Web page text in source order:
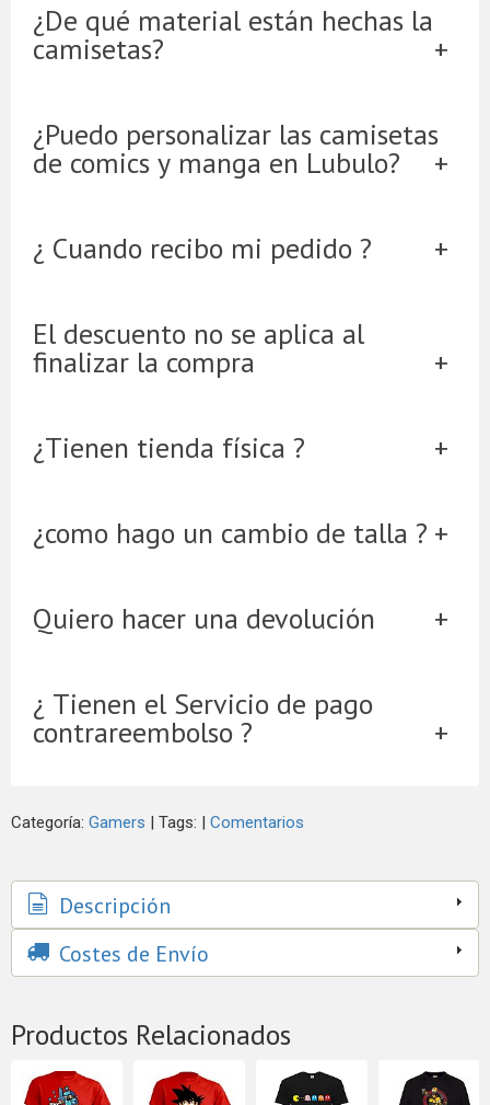
¿De qué material están hechas la
camisetas?
¿Puedo personalizar las camisetas
de comics y manga en Lubulo?
¿ Cuando recibo mi pedido ?
El descuento no se aplica al
finalizar la compra
¿Tienen tienda física ?
¿como hago un cambio de talla ?
Quiero hacer una devolución
¿ Tienen el Servicio de pago
contrareembolso ?
Categoría: Gamers | Tags: | Comentarios
Descripción
Costes de Envío
Productos Relacionados